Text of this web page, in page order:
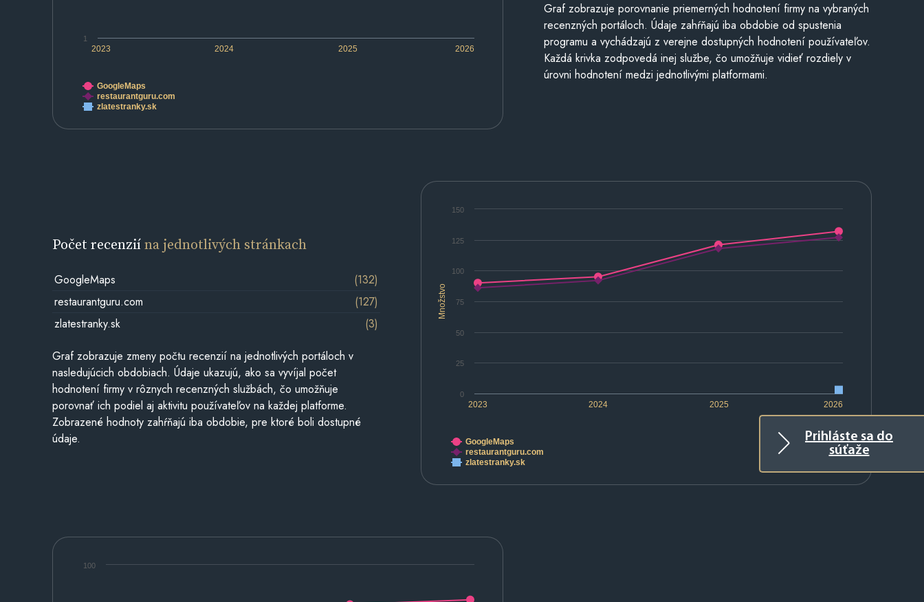
Prihláste sa do
súťaže
2023 2024 2025 2026
1
GoogleMaps
restaurantguru.com
zlatestranky.sk
Graf zobrazuje porovnanie priemerných hodnotení firmy na vybraných
recenzných portáloch. Údaje zahŕňajú iba obdobie od spustenia
programu a vychádzajú z verejne dostupných hodnotení používateľov.
Každá krivka zodpovedá inej službe, čo umožňuje vidieť rozdiely v
úrovni hodnotení medzi jednotlivými platformami.
Množstvo
2023 2024 2025 2026
0
25
50
75
100
125
150
GoogleMaps
restaurantguru.com
zlatestranky.sk
Počet recenziína jednotlivých stránkach
GoogleMaps
(132)
restaurantguru.com
(127)
zlatestranky.sk
(3)
Graf zobrazuje zmeny počtu recenzií na jednotlivých portáloch v
nasledujúcich obdobiach. Údaje ukazujú, ako sa vyvíjal počet
hodnotení firmy v rôznych recenzných službách, čo umožňuje
porovnať ich podiel aj aktivitu používateľov na každej platforme.
Zobrazené hodnoty zahŕňajú iba obdobie, pre ktoré boli dostupné
údaje.
100